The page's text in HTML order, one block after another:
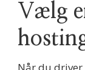
Vælg